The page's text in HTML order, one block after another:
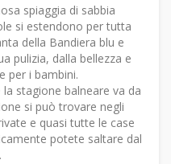
spiaggia di sabbia
si estendono per tutta
della Bandiera blu e
pulizia, dalla bellezza e
per i bambini.
stagione balneare va da
si può trovare negli
e quasi tutte le case
potete saltare dal